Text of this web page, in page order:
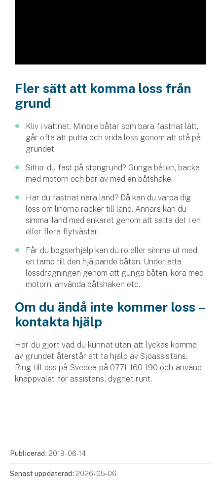
Drönarförsäkring
För förmedlare
Gruppförsäkringar
Försäkring via förmedlare
Se alla försäkringar
Fler sätt att komma loss från
grund
Kliv i vattnet. Mindre båtar som bara fastnat lätt,
går ofta att putta och vrida loss genom att stå på
grundet.
Sitter du fast på stengrund? Gunga båten, backa
med motorn och bär av med en båtshake.
Har du fastnat nära land? Då kan du varpa dig
loss om linorna räcker till land. Annars kan du
simma iland med ankaret genom att sätta det i en
eller flera flytvästar.
Får du bogserhjälp kan du ro eller simma ut med
en tamp till den hjälpande båten. Underlätta
lossdragningen genom att gunga båten, köra med
motorn, använda båtshaken etc.
Om du ändå inte kommer loss –
kontakta hjälp
Har du gjort vad du kunnat utan att lyckas komma
av grundet återstår att ta hjälp av Sjöassistans.
Ring till oss på Svedea på 0771-160 190 och använd
knappvalet för assistans, dygnet runt.
Publicerad: 2019-06-14
Senast uppdaterad: 2026-05-06